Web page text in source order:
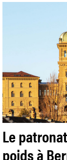
Le
poids à